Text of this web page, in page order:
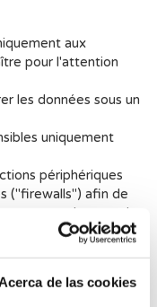
de las cookies
aux
pour l'attention
les données sous un
uniquement
périphériques
("firewalls") afin de
par exemple ceux de
l'accès aux